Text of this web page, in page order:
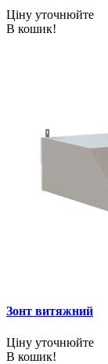
Ціну уточнюйте
В кошик!
Зонт витяжний
Ціну уточнюйте
В кошик!